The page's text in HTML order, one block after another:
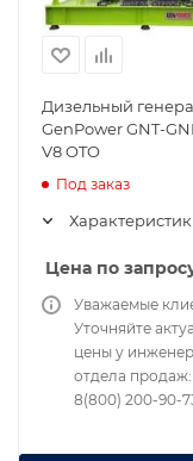
Дизельный
GenPower GNT-
V8 OTO
Под заказ
Цена по
Уважаемые
Уточняйте
цены у
отдела продаж:
8(800) 200-90-